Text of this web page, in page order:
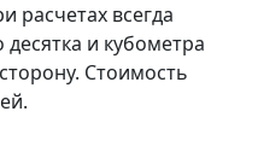
расчетах всегда
и кубометра
Стоимость